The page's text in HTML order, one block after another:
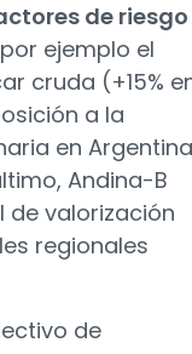
de riesgo
ejemplo el
cruda (+15%
a la
en Argentina
Andina-B
de valorización
regionales
de